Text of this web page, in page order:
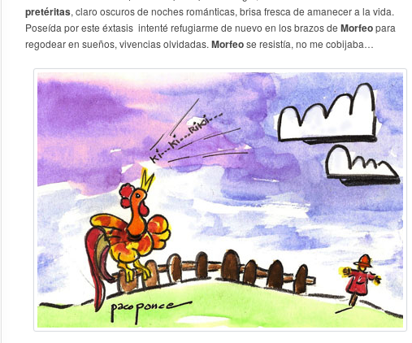
pretéritas, claro oscuros de noches románticas, brisa fresca de amanecer a la vida.
Poseída por este éxtasis intenté refugiarme de nuevo en los brazos de Morfeopara
regodear en sueños, vivencias olvidadas. Morfeose resistía, no me cobijaba…